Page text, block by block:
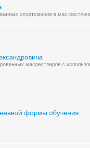
спортсменов в мас-
масрестлеров с
формы обучения